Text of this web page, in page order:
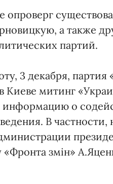
опроверг
а также
партий.
3 декабря,
Киеве митинг
о
В частности,
«Фронта змін»